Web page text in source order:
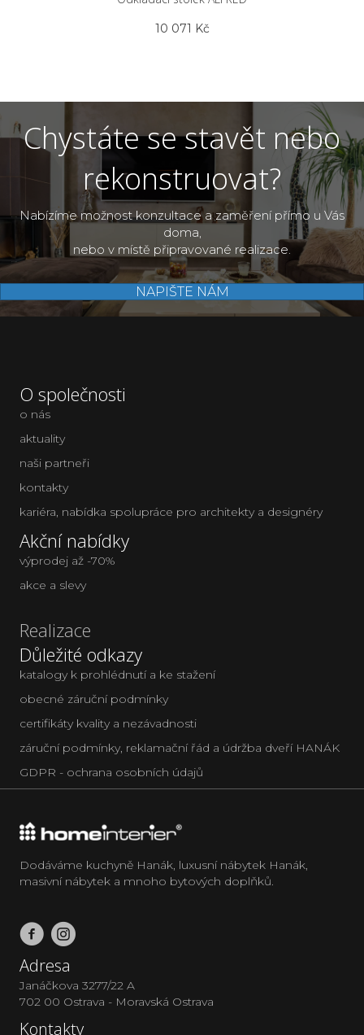
10 071 Kč
Chystáte se stavět nebo
rekonstruovat?
Nabízíme možnost konzultace a zaměření přímo u Vás
doma,
nebo v místě připravované realizace.
NAPIŠTE NÁM
O společnosti
o nás
aktuality
naši partneři
kontakty
kariéra, nabídka spolupráce pro architekty a designéry
Akční nabídky
výprodej až -70%
akce a slevy
Realizace
Důležité odkazy
katalogy k prohlédnutí a ke stažení
obecné záruční podmínky
certifikáty kvality a nezávadnosti
záruční podmínky, reklamační řád a údržba dveří HANÁK
GDPR - ochrana osobních údajů
Dodáváme kuchyně Hanák, luxusní nábytek Hanák,
masivní nábytek a mnoho bytových doplňků.
Adresa
Janáčkova 3277/22 A
702 00 Ostrava - Moravská Ostrava
Kontakty